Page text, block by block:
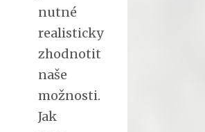
nutné
realisticky
zhodnotit
naše
možnosti.
Jak